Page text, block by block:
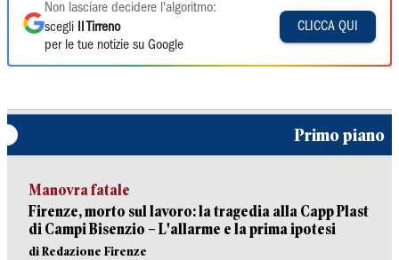
Non lasciare decidere l'algoritmo:
scegli
Il Tirreno
per le tue notizie su Google
CLICCA QUI
Primo piano
Manovra fatale
Firenze, morto sul lavoro: la tragedia alla Capp Plast
di Campi Bisenzio – L'allarme e la prima ipotesi
di Redazione Firenze